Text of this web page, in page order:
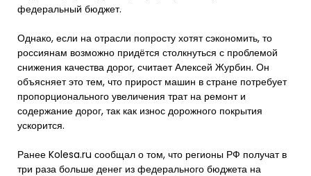
федеральный бюджет.
Однако, если на отрасли попросту хотят сэкономить, то
россиянам возможно придётся столкнуться с проблемой
снижения качества дорог, считает Алексей Журбин. Он
объясняет это тем, что прирост машин в стране потребует
пропорционального увеличения трат на ремонт и
содержание дорог, так как износ дорожного покрытия
ускорится.
Ранее Kolesa.ru сообщал о том, что регионы РФ получат в
три раза больше денег из федерального бюджета на